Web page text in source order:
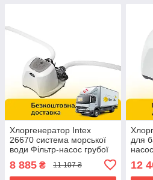
Хлоргенератор Intex
26670 система морської
води Фільтр-насос грубої
8 885 ₴ 11 107 ₴
для
Intex
12